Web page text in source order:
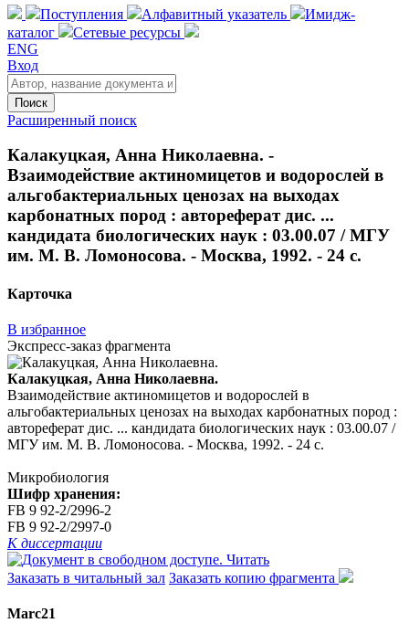
Поступления Алфавитный указатель
Имидж-
каталог
Сетевые ресурсы
ENG
Вход
Поиск
Расширенный поиск
Калакуцкая, Анна Николаевна. -
Взаимодействие актиномицетов и водорослей в
альгобактериальных ценозах на выходах
карбонатных пород : автореферат дис. ...
кандидата биологических наук : 03.00.07 / МГУ
им. М. В. Ломоносова. - Москва, 1992. - 24 с.
Карточка
В избранное
Экспресс-заказ фрагмента
Калакуцкая, Анна Николаевна.
Взаимодействие актиномицетов и водорослей в
альгобактериальных ценозах на выходах карбонатных пород :
автореферат дис. ... кандидата биологических наук : 03.00.07 /
МГУ им. М. В. Ломоносова. - Москва, 1992. - 24 с.
Микробиология
Шифр хранения:
FB 9 92-2/2996-2
FB 9 92-2/2997-0
К диссертации
Читать
Заказать в читальный зал Заказать копию фрагмента
Marc21